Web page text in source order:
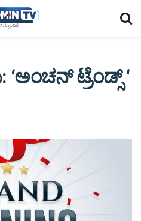
‘ಅಂಚನ್ ಟ್ರೆಂಡ್ಸ್ ‘